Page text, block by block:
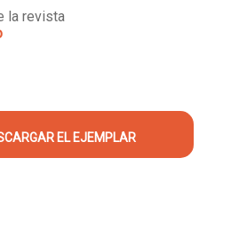
la revista
EL EJEMPLAR